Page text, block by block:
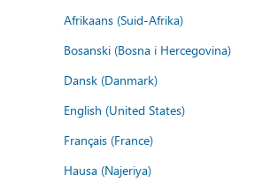
Afrikaans (Suid-Afrika)
Bosanski (Bosna i Hercegovina)
Dansk (Danmark)
English (United States)
Français (France)
Hausa (Najeriya)